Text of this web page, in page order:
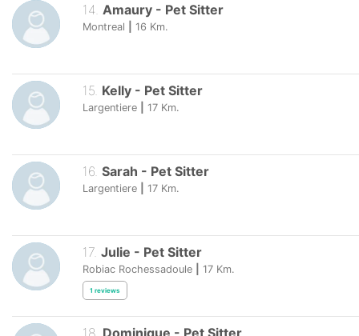
14 Amaury - Pet Sitter
Montreal 16 Km.
15 Kelly - Pet Sitter
Largentiere 17 Km.
16 Sarah - Pet Sitter
Largentiere 17 Km.
17. Julie - Pet Sitter
Robiac Rochessadoule 17 Km.
1 reviews